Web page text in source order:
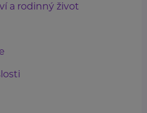
a rodinný život